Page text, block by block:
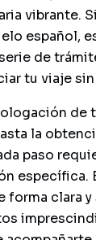
vibrante.
español,
de
tu viaje
de
la
paso
específica.
forma clara